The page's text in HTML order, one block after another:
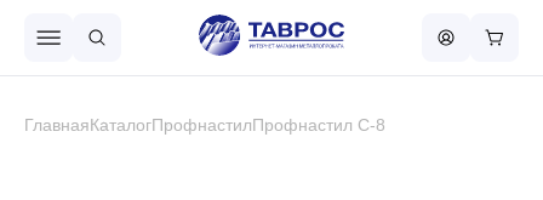
ГлавнаяКаталогПрофнастилПрофнастил С-8